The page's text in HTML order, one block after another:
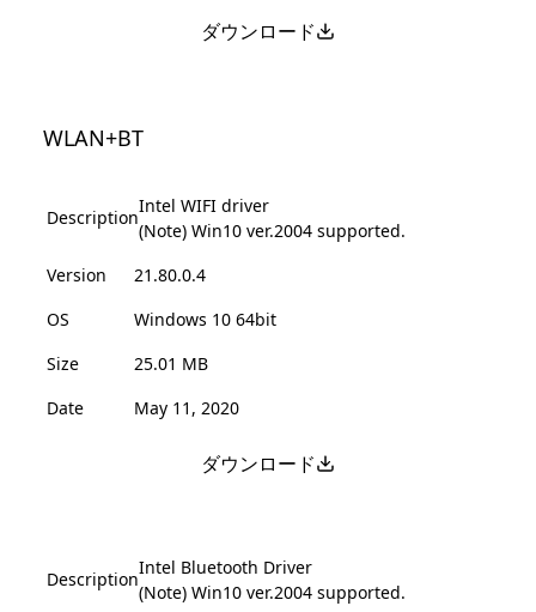
ダウンロード
WLAN+BT
Description
Intel WIFI driver
(Note) Win10 ver.2004 supported.
Version
21.80.0.4
OS
Windows 10 64bit
Size
25.01 MB
Date
May 11, 2020
ダウンロード
Description
Intel Bluetooth Driver
(Note) Win10 ver.2004 supported.